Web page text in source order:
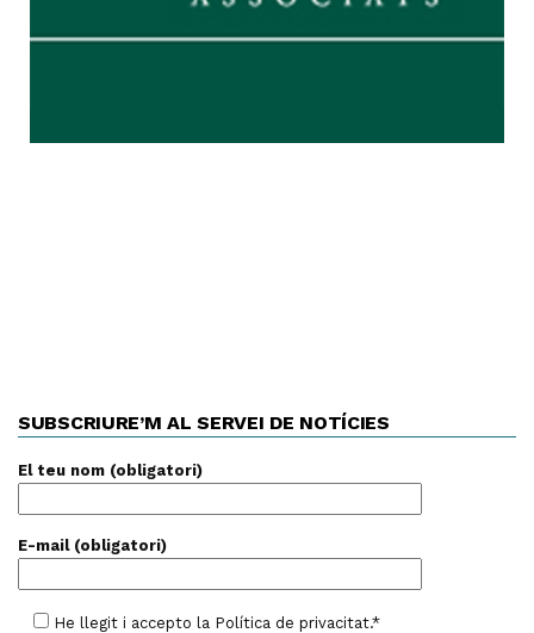
SUBSCRIURE’M AL SERVEI DE NOTÍCIES
El teu nom (obligatori)
E-mail (obligatori)
He llegit i accepto la Política de privacitat.*